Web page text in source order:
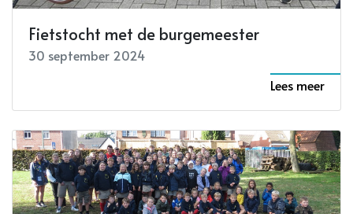
Fietstocht met de burgemeester
30 september 2024
Lees meer